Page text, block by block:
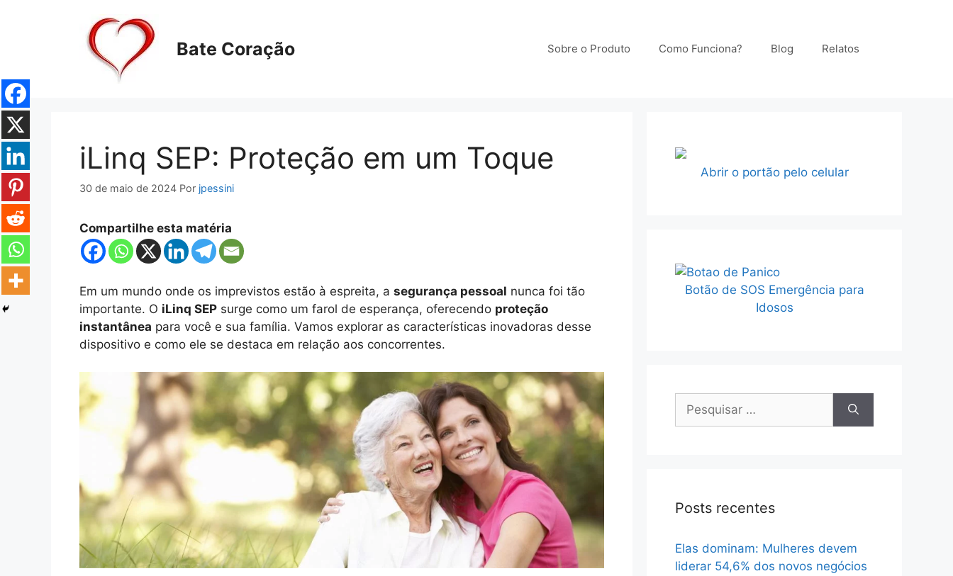
Bate Coração Sobre o Produto Como Funciona? Blog Relatos
iLinq SEP: Proteção em um Toque
30 de maio de 2024 Por jpessini
Compartilhe esta matéria
Em um mundo onde os imprevistos estão à espreita, a segurança pessoal nunca foi tão
importante. O iLinq SEP surge como um farol de esperança, oferecendo proteção
instantânea para você e sua família. Vamos explorar as características inovadoras desse
dispositivo e como ele se destaca em relação aos concorrentes.
Abrir o portão pelo celular
Botão de SOS Emergência para
Idosos
Pesquisar
Posts recentes
Elas dominam: Mulheres devem
liderar 54,6% dos novos negócios